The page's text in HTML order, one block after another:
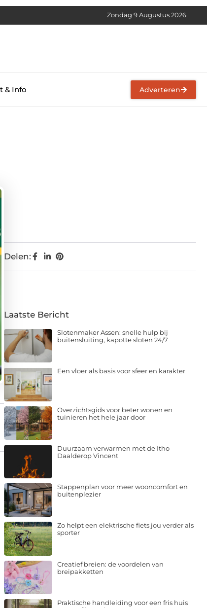
Delen:
Laatste Bericht
Slotenmaker Assen: snelle hulp bij
buitensluiting, kapotte sloten 24/7
Een vloer als basis voor sfeer en karakter
Overzichtsgids voor beter wonen en
tuinieren het hele jaar door
Duurzaam verwarmen met de Itho
Daalderop Vincent
Stappenplan voor meer wooncomfort en
buitenplezier
Zo helpt een elektrische fiets jou verder als
sporter
Creatief breien: de voordelen van
breipakketten
Praktische handleiding voor een fris huis